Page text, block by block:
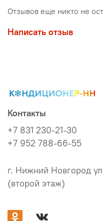
Отзывов еще никто не
Написать отзыв
Контакты
+7 831 230-21-30
+7 952 788-66-55
г. Нижний Новгород
(второй этаж)